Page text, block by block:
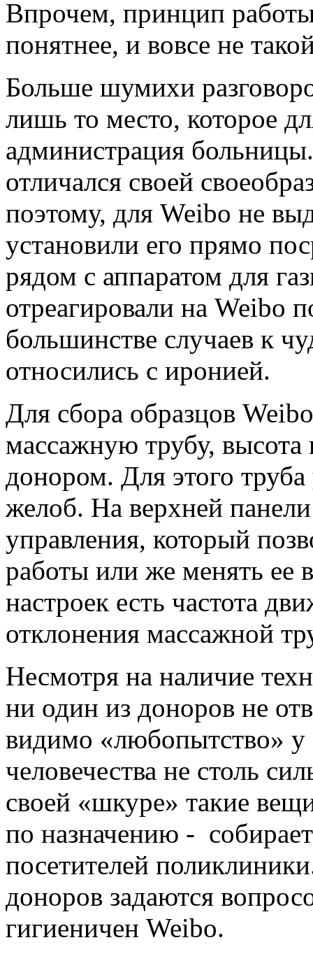
Впрочем, принцип
понятнее, и вовсе не
Больше шумихи
лишь то место, которое
администрация
отличался своей
поэтому, для Weibo не
установили его прямо
рядом с аппаратом для
отреагировали на Weibo
большинстве случаев к
относились с иронией.
Для сбора образцов
массажную трубу, высота
донором. Для этого
желоб. На верхней
управления, который
работы или же менять ее
настроек есть частота
отклонения массажной
Несмотря на наличие
ни один из доноров не
видимо «любопытство»
человечества не столь
своей «шкуре» такие
по назначению -
посетителей
доноров задаются
гигиеничен Weibo.